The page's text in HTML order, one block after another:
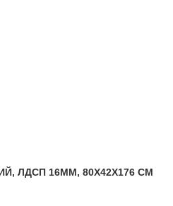
ЛДСП 16ММ, 80X42X176 СМ